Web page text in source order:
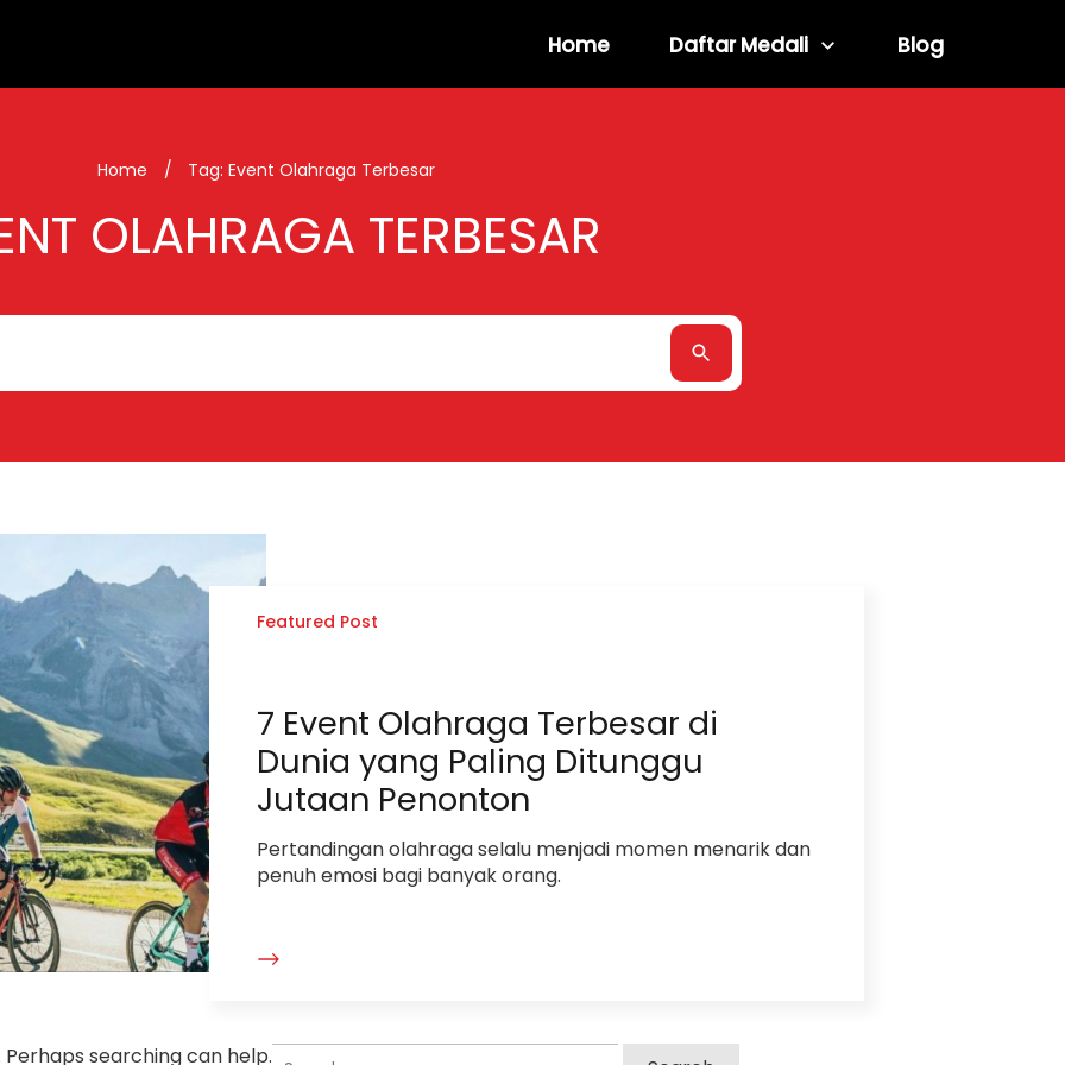
Home Daftar Medali Blog
Home / Tag: Event Olahraga Terbesar
OLAHRAGA TERBESAR
Featured Post
7 Event Olahraga Terbesar di
Dunia yang Paling Ditunggu
Jutaan Penonton
Pertandingan olahraga selalu menjadi momen menarik dan
penuh emosi bagi banyak orang.
searching can help.